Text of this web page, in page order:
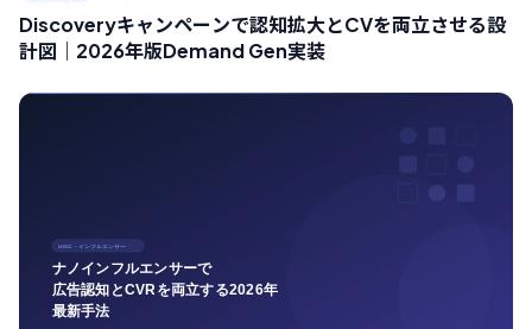
Discoveryキャンペーンで認知拡大とCVを両立させる設
計図｜2026年版Demand Gen実装